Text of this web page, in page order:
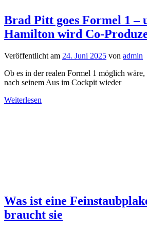
Brad Pitt goes Formel 1 –
Hamilton wird Co-
Veröffentlicht am 24. Juni 2025 von admin
Ob es in der realen Formel 1 möglich wäre,
nach seinem Aus im Cockpit wieder
Weiterlesen
Was ist eine
braucht sie